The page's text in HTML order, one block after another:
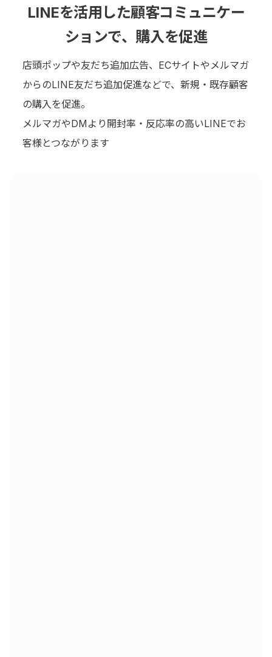
LINEを活用した顧客コミュニケー
ションで、購入を促進
店頭ポップや友だち追加広告、ECサイトやメルマガ
からのLINE友だち追加促進などで、新規・既存顧客
の購入を促進。
メルマガやDMより開封率・反応率の高いLINEでお
客様とつながります